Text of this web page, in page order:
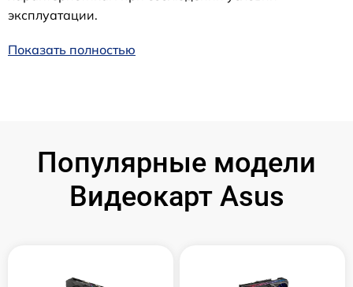
эксплуатации.
Показать полностью
Популярные модели
Видеокарт Asus